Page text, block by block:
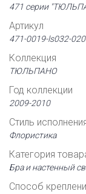
471 серии
Артикул
471-0019-ls032-
Коллекция
ТЮЛЬПАНО
Год коллекции
2009-2010
Стиль
Флористика
Категория
Бра и настенный
Способ